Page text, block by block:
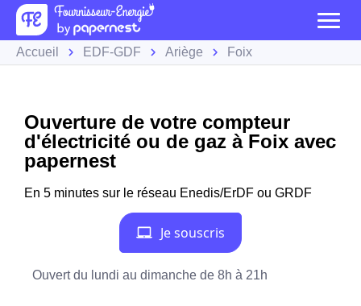
Accueil EDF-GDF Ariège Foix